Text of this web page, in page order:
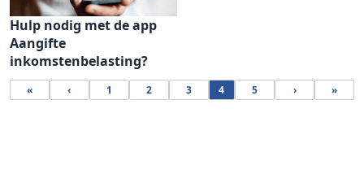
Hulp nodig met de app
Aangifte
inkomstenbelasting?
« ‹ 1 2 3 4 5 › »